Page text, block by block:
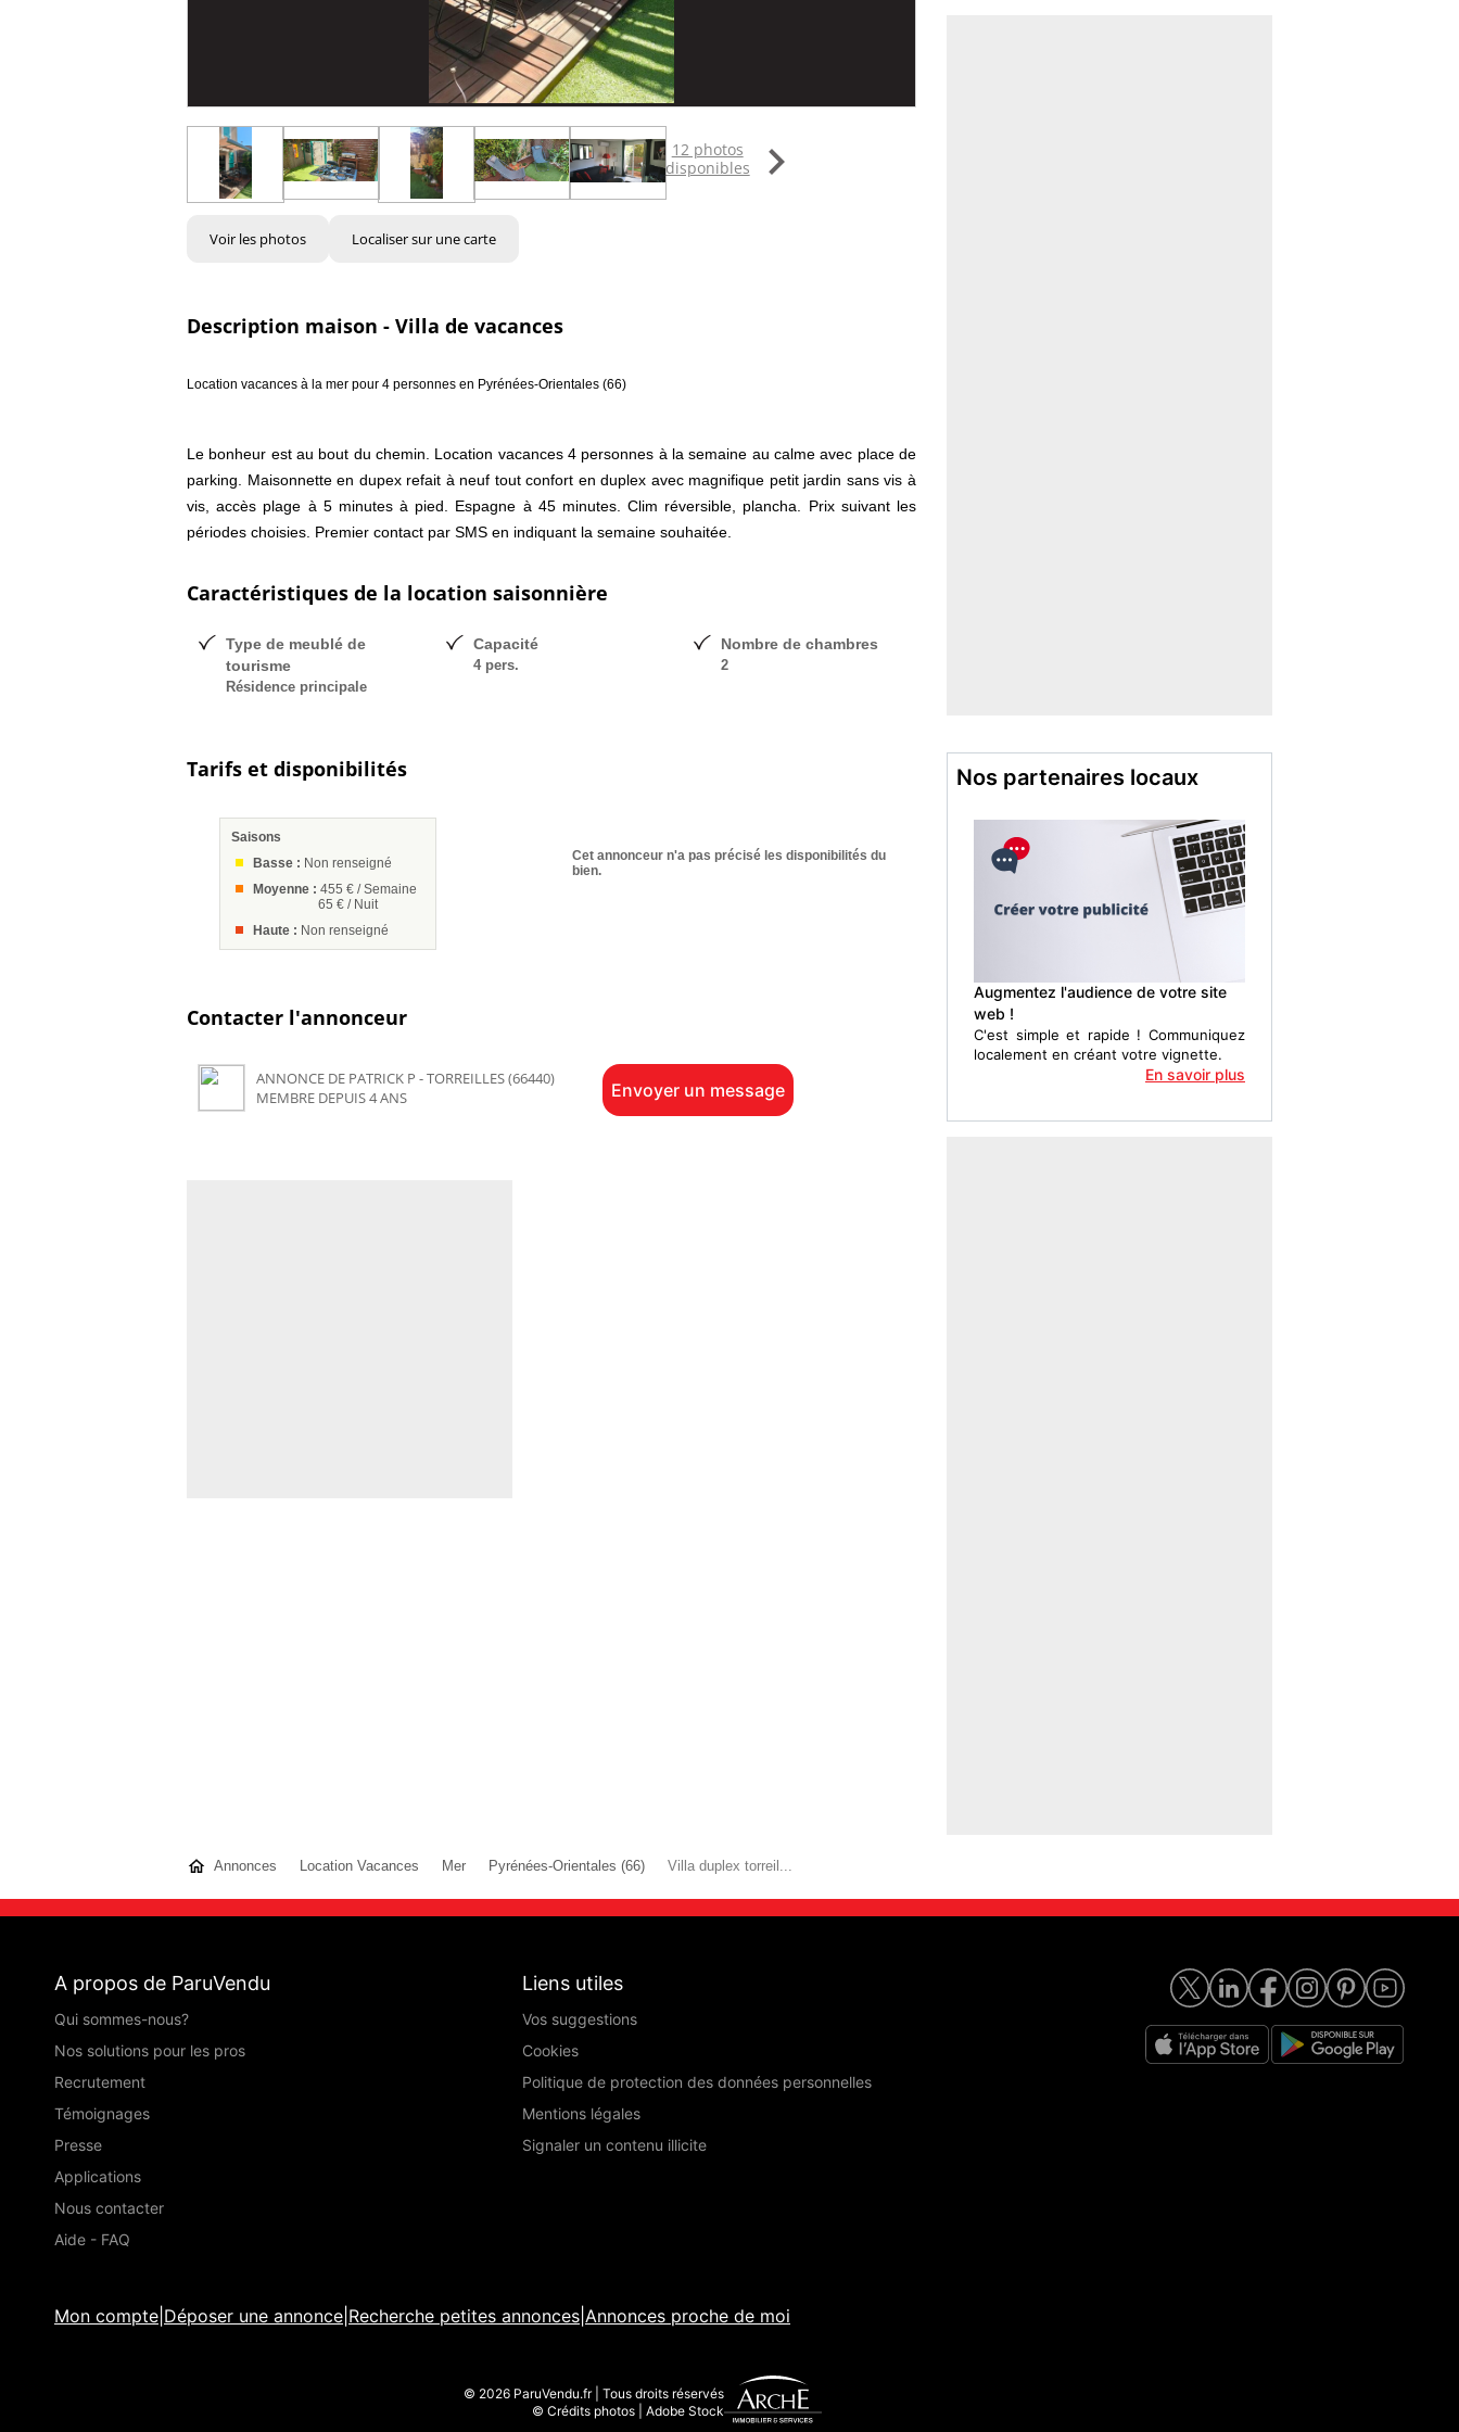
Nos partenaires locaux
Augmentez l'audience de votre site
web !
C'est simple et rapide ! Communiquez
localement en créant votre vignette.
En savoir plus
12 photos
disponibles

Voir les photos Localiser sur une carte
Description maison - Villa de vacances
Location vacances à la mer pour 4 personnes en Pyrénées-Orientales (66)
Le bonheur est au bout du chemin. Location vacances 4 personnes à la semaine au calme avec place de
parking. Maisonnette en dupex refait à neuf tout confort en duplex avec magnifique petit jardin sans vis à
vis, accès plage à 5 minutes à pied. Espagne à 45 minutes. Clim réversible, plancha. Prix suivant les
périodes choisies. Premier contact par SMS en indiquant la semaine souhaitée.
Caractéristiques de la location saisonnière
Type de meublé de
tourisme
Résidence principale
Capacité
4 pers.
Nombre de chambres
2
Tarifs et disponibilités
Saisons
Basse : Non renseigné
Moyenne : 455 € / Semaine
65 € / Nuit
Haute : Non renseigné
Cet annonceur n'a pas précisé les disponibilités du
bien.
Contacter l'annonceur
ANNONCE DE PATRICK P - TORREILLES (66440)
MEMBRE DEPUIS 4 ANS
Envoyer un message
Annonces Location Vacances Mer Pyrénées-Orientales (66) Villa duplex torreil...
A propos de ParuVendu
Qui sommes-nous?
Nos solutions pour les pros
Recrutement
Témoignages
Presse
Applications
Nous contacter
Aide - FAQ
Liens utiles
Vos suggestions
Cookies
Politique de protection des données personnelles
Mentions légales
Signaler un contenu illicite
Mon compte Déposer une annonce Recherche petites annonces Annonces proche de moi
© 2026 ParuVendu.fr | Tous droits réservés
© Crédits photos | Adobe Stock